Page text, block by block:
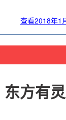
查看2018年1
东方有